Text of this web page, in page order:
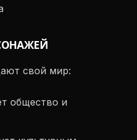
свой мир:
общество и